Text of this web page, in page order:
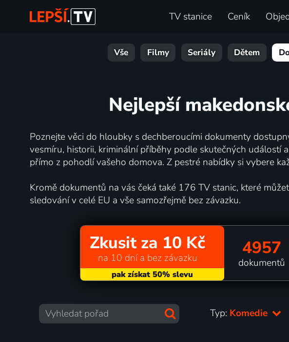
TV stanice Ceník
Vše Filmy Seriály Dětem
Nejlepší
Poznejte věci do hloubky s dechberoucími dokumenty
vesmíru, historii, kriminální příběhy podle skutečných událostí
přímo z pohodlí vašeho domova. Z pestré nabídky si vybere
Kromě dokumentů na vás čeká také 176 TV stanic, které
sledování v celé EU a vše samozřejmě bez závazku.
Zkusit za 10 Kč
na 10 dní a bez závazku 4957
dokumentů
Typ: Komedie